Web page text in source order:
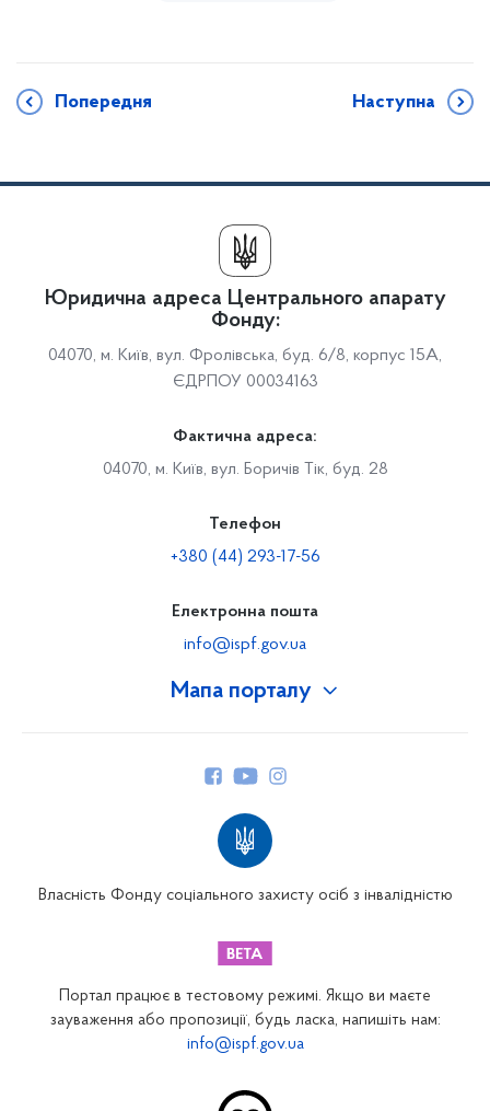
Попередня Наступна
Мапа порталу
Закарпатське відділення
Запорізьке відділення
Юридична адреса Центрального апарату
Фонду:
04070, м. Київ, вул. Фролівська, буд. 6/8, корпус 15А,
ЄДРПОУ 00034163
Фактична адреса:
04070, м. Київ, вул. Боричів Тік, буд. 28
Телефон
+380 (44) 293-17-56
Електронна пошта
info@ispf.gov.ua
Власність Фонду соціального захисту осіб з інвалідністю
Портал працює в тестовому режимі. Якщо ви маєте
зауваження або пропозиції, будь ласка, напишіть нам:
info@ispf.gov.ua